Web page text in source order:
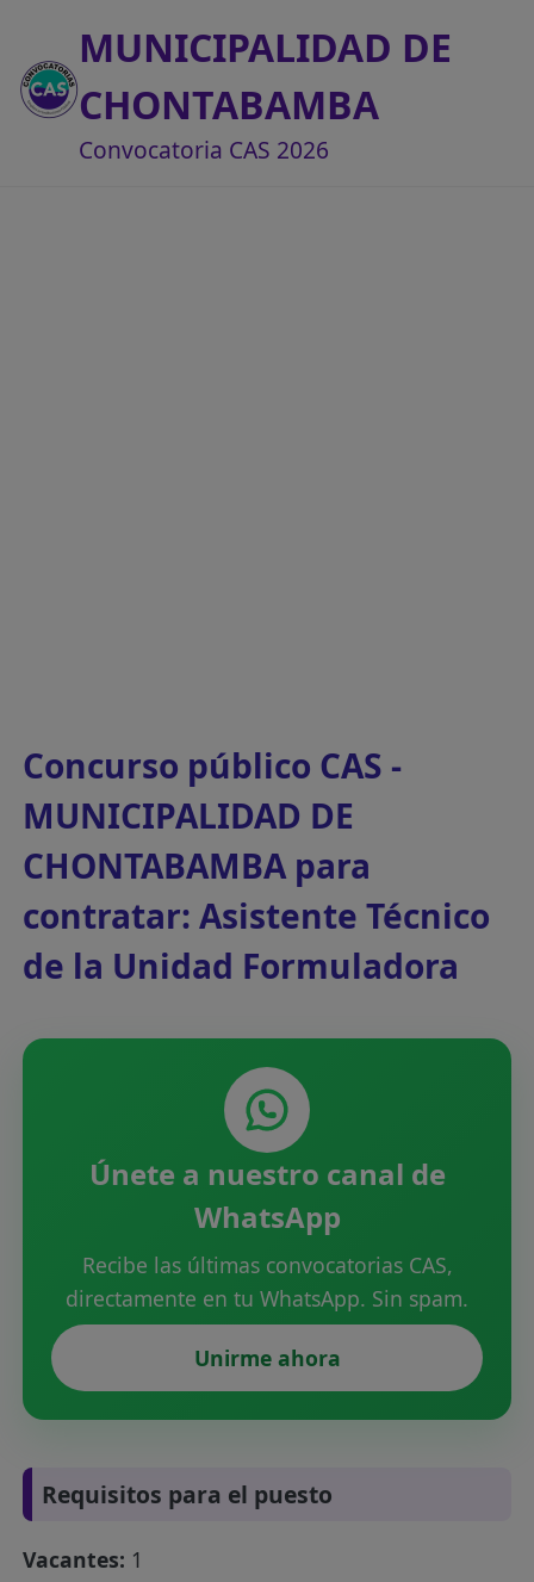
MUNICIPALIDAD DE
CHONTABAMBA
Convocatoria CAS 2026
Concurso público CAS -
MUNICIPALIDAD DE
CHONTABAMBA para
contratar: Asistente Técnico
de la Unidad Formuladora
Únete a nuestro canal de
WhatsApp
Recibe las últimas convocatorias CAS,
directamente en tu WhatsApp. Sin spam.
Unirme ahora
Requisitos para el puesto
Vacantes: 1